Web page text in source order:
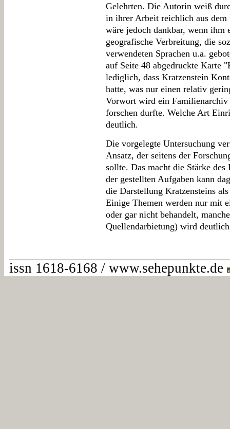
Gelehrten. Die Autorin weiß
in ihrer Arbeit reichlich aus
wäre jedoch dankbar, wenn ihm
geografische Verbreitung, die
verwendeten Sprachen u.a.
auf Seite 48 abgedruckte Karte
lediglich, dass Kratzenstein
hatte, was nur einen relativ
Vorwort wird ein
forschen durfte. Welche Art
deutlich.
Die vorgelegte Untersuchung
Ansatz, der seitens der
sollte. Das macht die Stärke
der gestellten Aufgaben kann
die Darstellung Kratzensteins
Einige Themen werden nur mit
oder gar nicht behandelt,
Quellendarbietung) wird
issn 1618-6168 / www.sehepunkte.de